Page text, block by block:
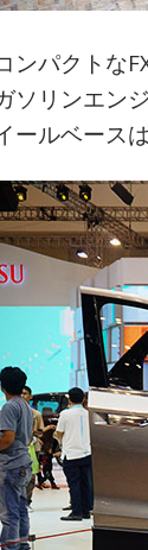
ンパクトな
ソリンエン
ールベース